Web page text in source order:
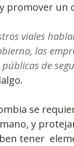
promover un
viales
las
de
se
y
tener